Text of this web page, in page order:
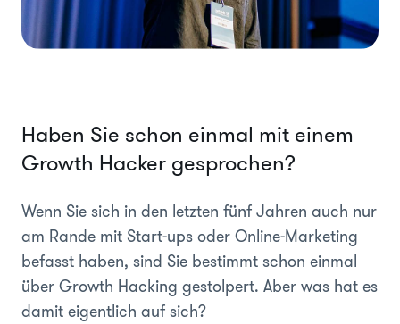
Haben Sie schon einmal mit einem
Growth Hacker gesprochen?
Wenn Sie sich in den letzten fünf Jahren auch nur
am Rande mit Start-ups oder Online-Marketing
befasst haben, sind Sie bestimmt schon einmal
über Growth Hacking gestolpert. Aber was hat es
damit eigentlich auf sich?